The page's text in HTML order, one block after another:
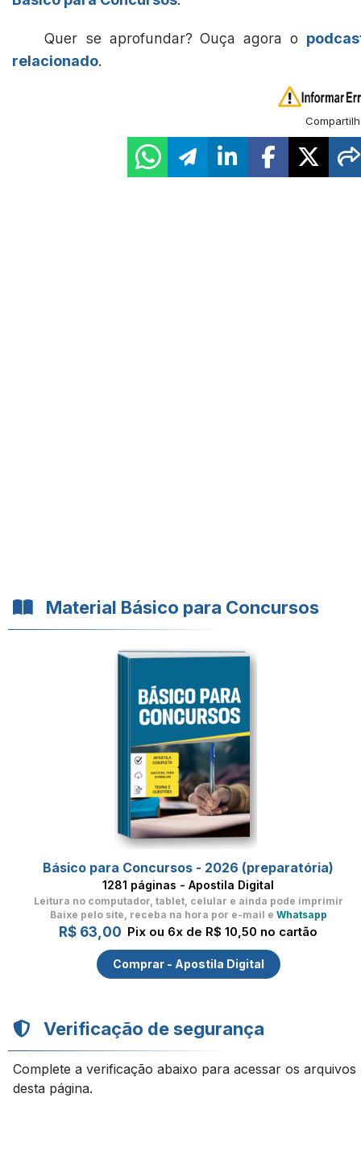
Quer se aprofundar? Ouça agora o
relacionado.
Material Básico para Concursos
Básico para Concursos - 2026 (preparatória)
1281 páginas - Apostila Digital
Leitura no computador, tablet, celular e ainda pode imprimir
Baixe pelo site, receba na hora por e-mail e Whatsapp
R$ 63,00 Pix ou 6x de R$ 10,50 no cartão
Comprar - Apostila Digital
Verificação de segurança
Complete a verificação abaixo para acessar os arquivos
desta página.